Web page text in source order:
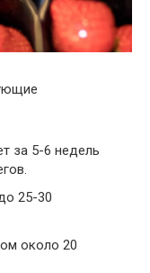
за 5-6 недель
25-30
около 20